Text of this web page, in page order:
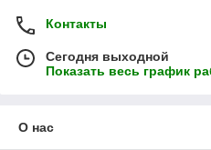
Контакты
Сегодня выходной
Показать весь график
О нас